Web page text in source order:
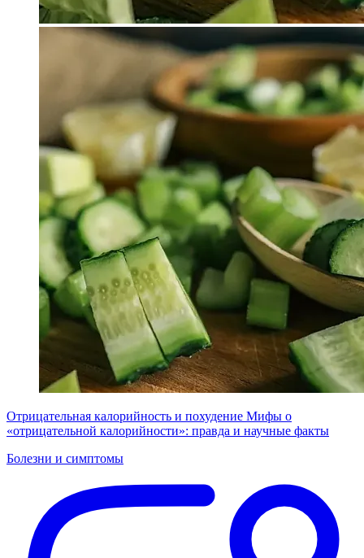
Отрицательная калорийность и похудение Мифы о
«отрицательной калорийности»: правда и научные факты
Болезни и симптомы